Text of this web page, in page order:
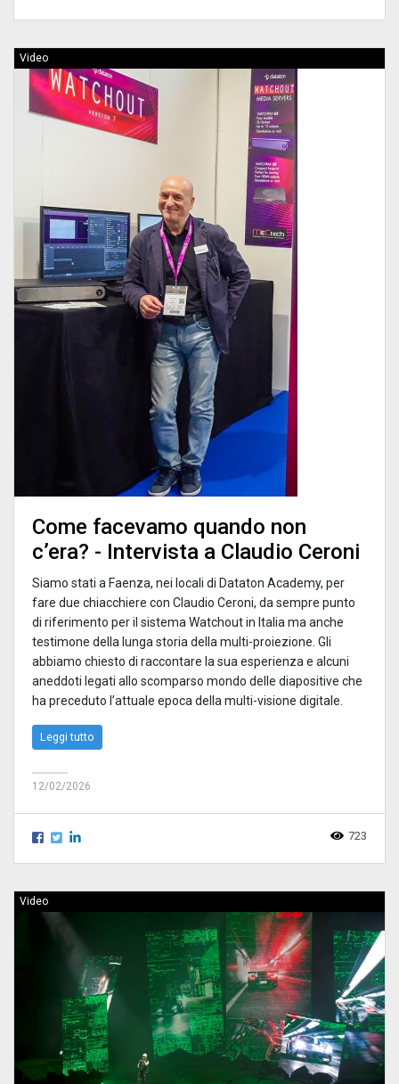
Video
Come facevamo quando non
c’era? - Intervista a Claudio Ceroni
Siamo stati a Faenza, nei locali di Dataton Academy, per
fare due chiacchiere con Claudio Ceroni, da sempre punto
di riferimento per il sistema Watchout in Italia ma anche
testimone della lunga storia della multi-proiezione. Gli
abbiamo chiesto di raccontare la sua esperienza e alcuni
aneddoti legati allo scomparso mondo delle diapositive che
ha preceduto l’attuale epoca della multi-visione digitale.
Leggi tutto
12/02/2026
723
Video